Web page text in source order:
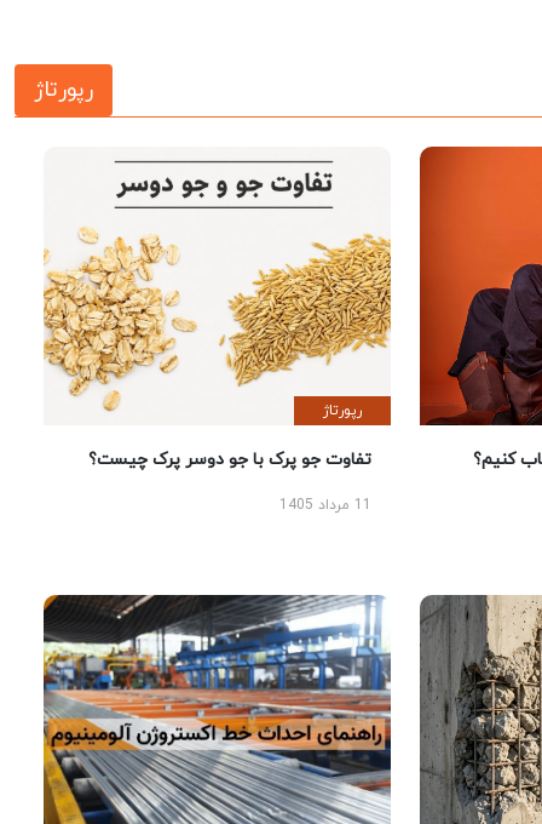
رپورتاژ
کنیم؟
رپورتاژ
تفاوت جو پرک با جو دوسر پرک چیست؟